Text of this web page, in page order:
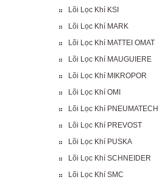
Lõi Lọc Khí KSI
Lõi Lọc Khí MARK
Lõi Lọc Khí MATTEI OMAT
Lõi Lọc Khí MAUGUIERE
Lõi Lọc Khí MIKROPOR
Lõi Lọc Khí OMI
Lõi Lọc Khí PNEUMATECH
Lõi Lọc Khí PREVOST
Lõi Lọc Khí PUSKA
Lõi Lọc Khí SCHNEIDER
Lõi Lọc Khí SMC